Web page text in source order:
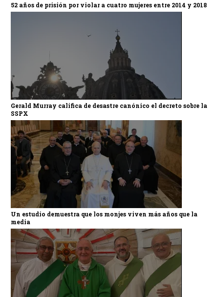
52 años de prisión por violar a cuatro mujeres entre 2014 y 2018
Gerald Murray califica de desastre canónico el decreto sobre la
SSPX
Un estudio demuestra que los monjes viven más años que la
media